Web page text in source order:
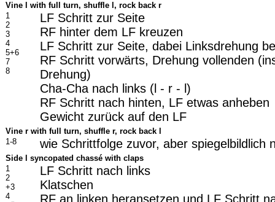
Vine l with full turn, shuffle l, rock back r
1
2
3
4
5+6
7
8
LF Schritt zur Seite
RF hinter dem LF kreuzen
LF Schritt zur Seite, dabei Linksdrehung
RF Schritt vorwärts, Drehung vollenden
Drehung)
Cha-Cha nach links (l - r - l)
RF Schritt nach hinten, LF etwas anheben
Gewicht zurück auf den LF
Vine r with full turn, shuffle r, rock back l
1-8
wie Schrittfolge zuvor, aber spiegelbildlich
Side l syncopated chassé with claps
1
2
+3
4
LF Schritt nach links
Klatschen
RF an linken heransetzen und LF Schritt